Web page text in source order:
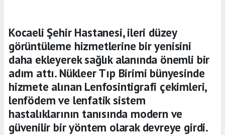
Kocaeli Şehir Hastanesi, ileri düzey
görüntüleme hizmetlerine bir yenisini
daha ekleyerek sağlık alanında önemli bir
adım attı. Nükleer Tıp Birimi bünyesinde
hizmete alınan Lenfosintigrafi çekimleri,
lenfödem ve lenfatik sistem
hastalıklarının tanısında modern ve
güvenilir bir yöntem olarak devreye girdi.